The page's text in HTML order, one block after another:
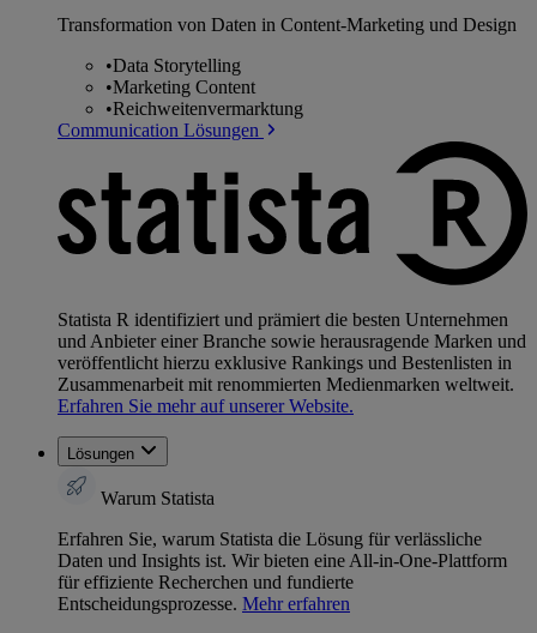
Transformation von Daten in Content-Marketing und Design
•Data Storytelling
•Marketing Content
•Reichweitenvermarktung
Communication Lösungen
Statista R identifiziert und prämiert die besten Unternehmen
und Anbieter einer Branche sowie herausragende Marken und
veröffentlicht hierzu exklusive Rankings und Bestenlisten in
Zusammenarbeit mit renommierten Medienmarken weltweit.
Erfahren Sie mehr auf unserer Website.
Lösungen
Warum Statista
Erfahren Sie, warum Statista die Lösung für verlässliche
Daten und Insights ist. Wir bieten eine All-in-One-Plattform
für effiziente Recherchen und fundierte
Entscheidungsprozesse. Mehr erfahren